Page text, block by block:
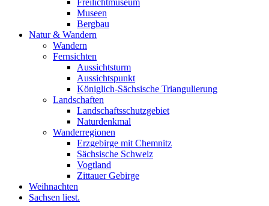
Freilichtmuseum
Museen
Bergbau
Natur & Wandern
Wandern
Fernsichten
Aussichtsturm
Aussichtspunkt
Königlich-Sächsische Triangulierung
Landschaften
Landschaftsschutzgebiet
Naturdenkmal
Wanderregionen
Erzgebirge mit Chemnitz
Sächsische Schweiz
Vogtland
Zittauer Gebirge
Weihnachten
Sachsen liest.